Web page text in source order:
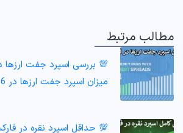
مطالب مرتبط
💯 بررسی اسپرد جفت
میزان اسپرد جفت ارزها در 6 کارگزاری معتبر 📉
💯 حداقل اسپرد نقره در